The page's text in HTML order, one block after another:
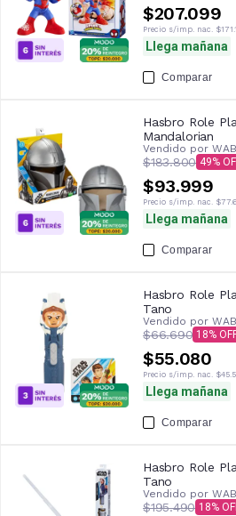
$207.099
Precio s/imp. nac.
Llega mañana
Comparar
Hasbro Role
Mandalorian
Vendido por
$183.800 49
$93.999
Precio s/imp. nac.
Llega mañana
Comparar
Hasbro Role
Tano
Vendido por
$66.690 18
$55.080
Precio s/imp. nac.
Llega mañana
Comparar
Hasbro Role
Tano
Vendido por
$195.490 18